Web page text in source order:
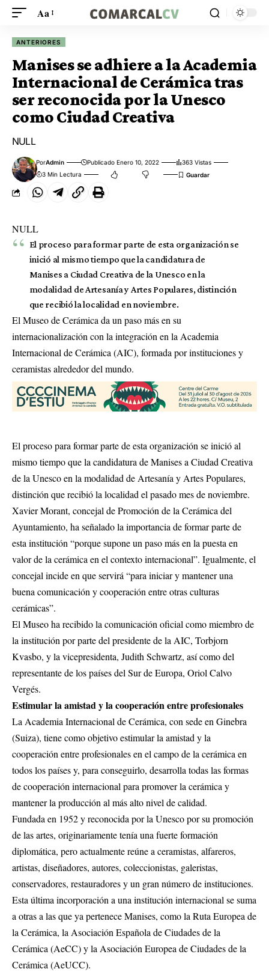
Aa
ANTERIORES
Manises se adhiere a la Academia
Internacional de Cerámica tras
ser reconocida por la Unesco
como Ciudad Creativa
NULL
PorAdmin Publicado Enero 10, 2022
363 Vistas
3 Min Lectura
NULL
El proceso para formar parte de esta organización se
inició al mismo tiempo que la candidatura de
Manises a Ciudad Creativa de la Unesco en la
modalidad de Artesanía y Artes Populares, distinción
que recibió la localidad en noviembre.
El Museo de Cerámica da un paso más en su
internacionalización con la integración en la Academia
Internacional de Cerámica (AIC), formada por instituciones y
ceramistas alrededor del mundo.
El proceso para formar parte de esta organización se inició al
mismo tiempo que la candidatura de Manises a Ciudad Creativa
de la Unesco en la modalidad de Artesanía y Artes Populares,
distinción que recibió la localidad el pasado mes de noviembre.
Xavier Morant, concejal de Promoción de la Cerámica del
Ayuntamiento, ha señalado la importancia de formar parte de
esta institución “porque supone un paso más en la puesta en
valor de la cerámica en el contexto internacional”. Igualmente, el
concejal incide en que servirá “para iniciar y mantener una
buena comunicación y cooperación entre otras culturas
cerámicas”.
El Museo ha recibido la comunicación oficial como miembro de
la institución por parte del presidente de la AIC, Torbjorn
Kvasbo, y la vicepresidenta, Judith Schwartz, así como del
representante de los países del Sur de Europa, Oriol Calvo
Vergés.
Estimular la amistad y la cooperación entre profesionales
La Academia Internacional de Cerámica, con sede en Ginebra
(Suiza), tiene como objetivo estimular la amistad y la
cooperación entre profesionales en el campo de la cerámica en
todos los países y, para conseguirlo, desarrolla todas las formas
de cooperación internacional para promover la cerámica y
mantener la producción al más alto nivel de calidad.
Fundada en 1952 y reconocida por la Unesco por su promoción
de las artes, originariamente tenía una fuerte formación
diplomática, pero actualmente reúne a ceramistas, alfareros,
artistas, diseñadores, autores, coleccionistas, galeristas,
conservadores, restauradores y un gran número de instituciones.
Esta última incorporación a una institución internacional se suma
a otras a las que ya pertenece Manises, como la Ruta Europea de
la Cerámica, la Asociación Española de Ciudades de la
Cerámica (AeCC) y la Asociación Europea de Ciudades de la
Cerámica (AeUCC).